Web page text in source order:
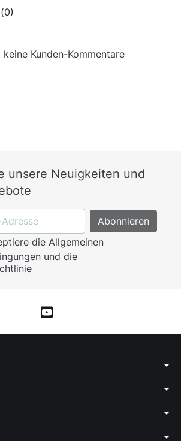
Kunden-Kommentare
unsere Neuigkeiten und
die Allgemeinen
und die
arrow_drop_down
arrow_drop_down
arrow_drop_down
arrow_drop_down